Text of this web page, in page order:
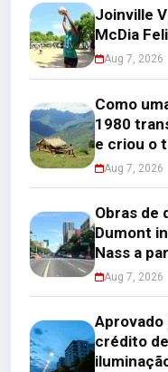
Joinville
McDia
Aug 7, 2026
Como
1980
e criou o
Aug 7, 2026
Obras de
Dumont
Nass a
Aug 7, 2026
crédito